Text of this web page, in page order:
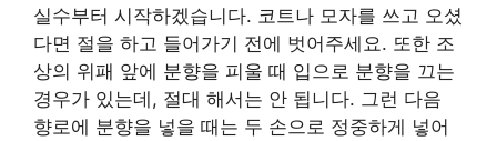
실수부터 시작하겠습니다. 코트나 모자를 쓰고 오셨
다면 절을 하고 들어가기 전에 벗어주세요. 또한 조
상의 위패 앞에 분향을 피울 때 입으로 분향을 끄는
경우가 있는데, 절대 해서는 안 됩니다. 그런 다음
향로에 분향을 넣을 때는 두 손으로 정중하게 넣어